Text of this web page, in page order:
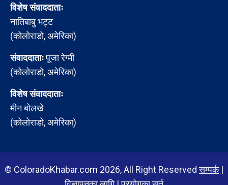
विशेष संवाददाताः
नातिबाबु भट्ट
(कोलोराडो, अमेरिका)
संवाददाताःपूजा रेग्मी
(कोलोराडो, अमेरिका)
विशेष संवाददाताः
मीन बोलखे
(कोलोराडो, अमेरिका)
© ColoradoKhabar.com 2026, All Right Reservedसम्पर्क|